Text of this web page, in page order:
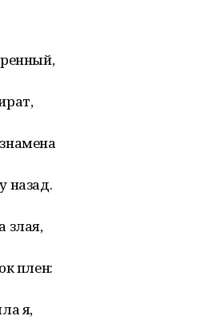
назад.
злая,
плен:
я,